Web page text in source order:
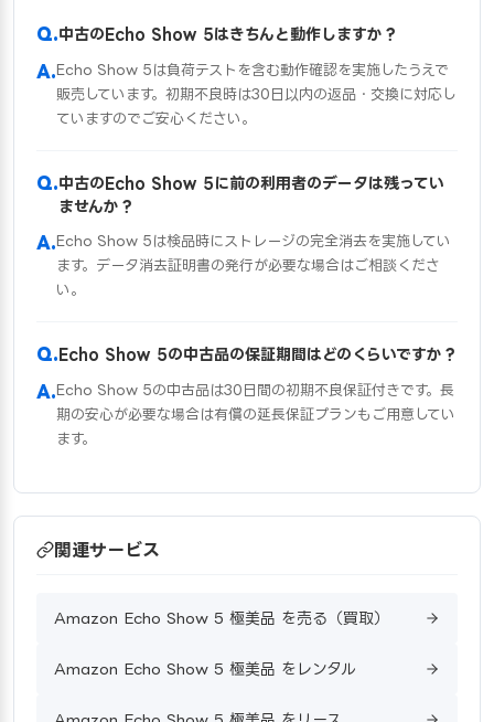
中古のEcho Show 5はきちんと動作しますか？
Echo Show 5は負荷テストを含む動作確認を実施したうえで
販売しています。初期不良時は30日以内の返品・交換に対応し
ていますのでご安心ください。
中古のEcho Show 5に前の利用者のデータは残ってい
ませんか？
Echo Show 5は検品時にストレージの完全消去を実施してい
ます。データ消去証明書の発行が必要な場合はご相談くださ
い。
Echo Show 5の中古品の保証期間はどのくらいですか？
Echo Show 5の中古品は30日間の初期不良保証付きです。長
期の安心が必要な場合は有償の延長保証プランもご用意してい
ます。
関連サービス
Amazon Echo Show 5 極美品 を売る（買取）
Amazon Echo Show 5 極美品 をレンタル